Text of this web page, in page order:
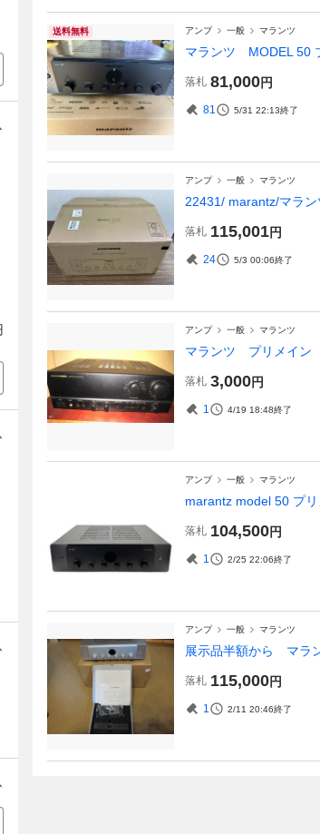
送料無料 アンプ 一般 マランツ
マランツ MODEL 50
落札 81,000円
81 5/31 22:13終了
アンプ 一般 マランツ
22431/ marantz/マラ
落札 115,001円
24 5/3 00:06終了
アンプ 一般 マランツ
マランツ プリメイ
落札 3,000円
1 4/19 18:48終了
アンプ 一般 マランツ
marantz model 50 プ
落札 104,500円
1 2/25 22:06終了
アンプ 一般 マランツ
展示品半額から マラ
落札 115,000円
1 2/11 20:46終了